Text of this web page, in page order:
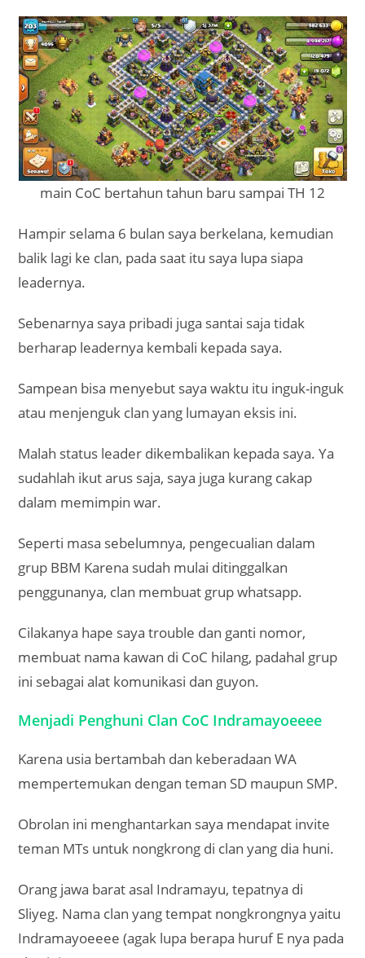
main CoC bertahun tahun baru sampai TH 12
Hampir selama 6 bulan saya berkelana, kemudian
balik lagi ke clan, pada saat itu saya lupa siapa
leadernya.
Sebenarnya saya pribadi juga santai saja tidak
berharap leadernya kembali kepada saya.
Sampean bisa menyebut saya waktu itu inguk-inguk
atau menjenguk clan yang lumayan eksis ini.
Malah status leader dikembalikan kepada saya. Ya
sudahlah ikut arus saja, saya juga kurang cakap
dalam memimpin war.
Seperti masa sebelumnya, pengecualian dalam
grup BBM Karena sudah mulai ditinggalkan
penggunanya, clan membuat grup whatsapp.
Cilakanya hape saya trouble dan ganti nomor,
membuat nama kawan di CoC hilang, padahal grup
ini sebagai alat komunikasi dan guyon.
Menjadi Penghuni Clan CoC Indramayoeeee
Karena usia bertambah dan keberadaan WA
mempertemukan dengan teman SD maupun SMP.
Obrolan ini menghantarkan saya mendapat invite
teman MTs untuk nongkrong di clan yang dia huni.
Orang jawa barat asal Indramayu, tepatnya di
Sliyeg. Nama clan yang tempat nongkrongnya yaitu
Indramayoeeee (agak lupa berapa huruf E nya pada